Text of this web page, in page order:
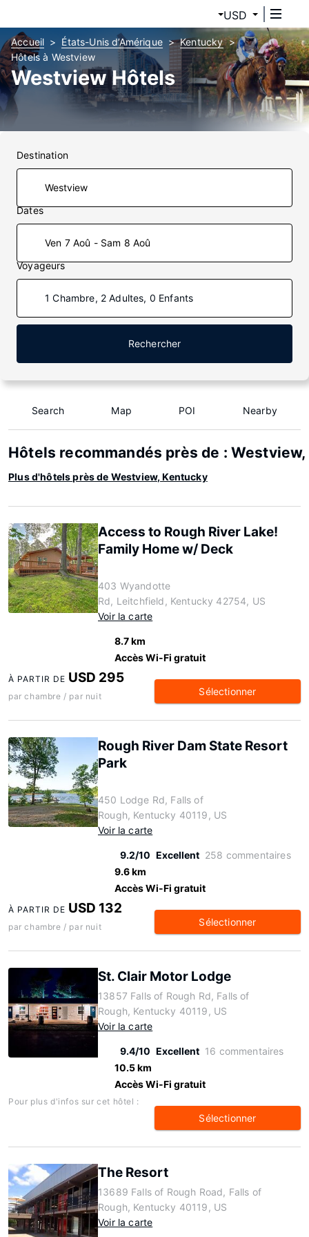
USD
Accueil États-Unis d’Amérique
Kentucky
Hôtels à Westview
Westview Hôtels
Destination
Dates
Ven 7 Aoû - Sam 8 Aoû
Voyageurs
1 Chambre, 2 Adultes, 0 Enfants
Rechercher
Search Map POI Nearby
Hôtels recommandés près de :
Plus d'hôtels près de Westview, Kentucky
Access to Rough River Lake!
Family Home w/ Deck
403 Wyandotte
Rd, Leitchfield, Kentucky 42754, US
Voir la carte
8.7 km
Accès Wi-Fi gratuit
À PARTIR DE USD 295
par chambre / par nuit Sélectionner
Rough River Dam State Resort
Park
450 Lodge Rd, Falls of
Rough, Kentucky 40119, US
Voir la carte
9.2/10 Excellent 258 commentaires
9.6 km
Accès Wi-Fi gratuit
À PARTIR DE USD 132
par chambre / par nuit Sélectionner
St. Clair Motor Lodge
13857 Falls of Rough Rd, Falls of
Rough, Kentucky 40119, US
Voir la carte
9.4/10 Excellent 16 commentaires
10.5 km
Accès Wi-Fi gratuit
Pour plus d'infos sur cet hôtel :
Sélectionner
The Resort
13689 Falls of Rough Road, Falls of
Rough, Kentucky 40119, US
Voir la carte